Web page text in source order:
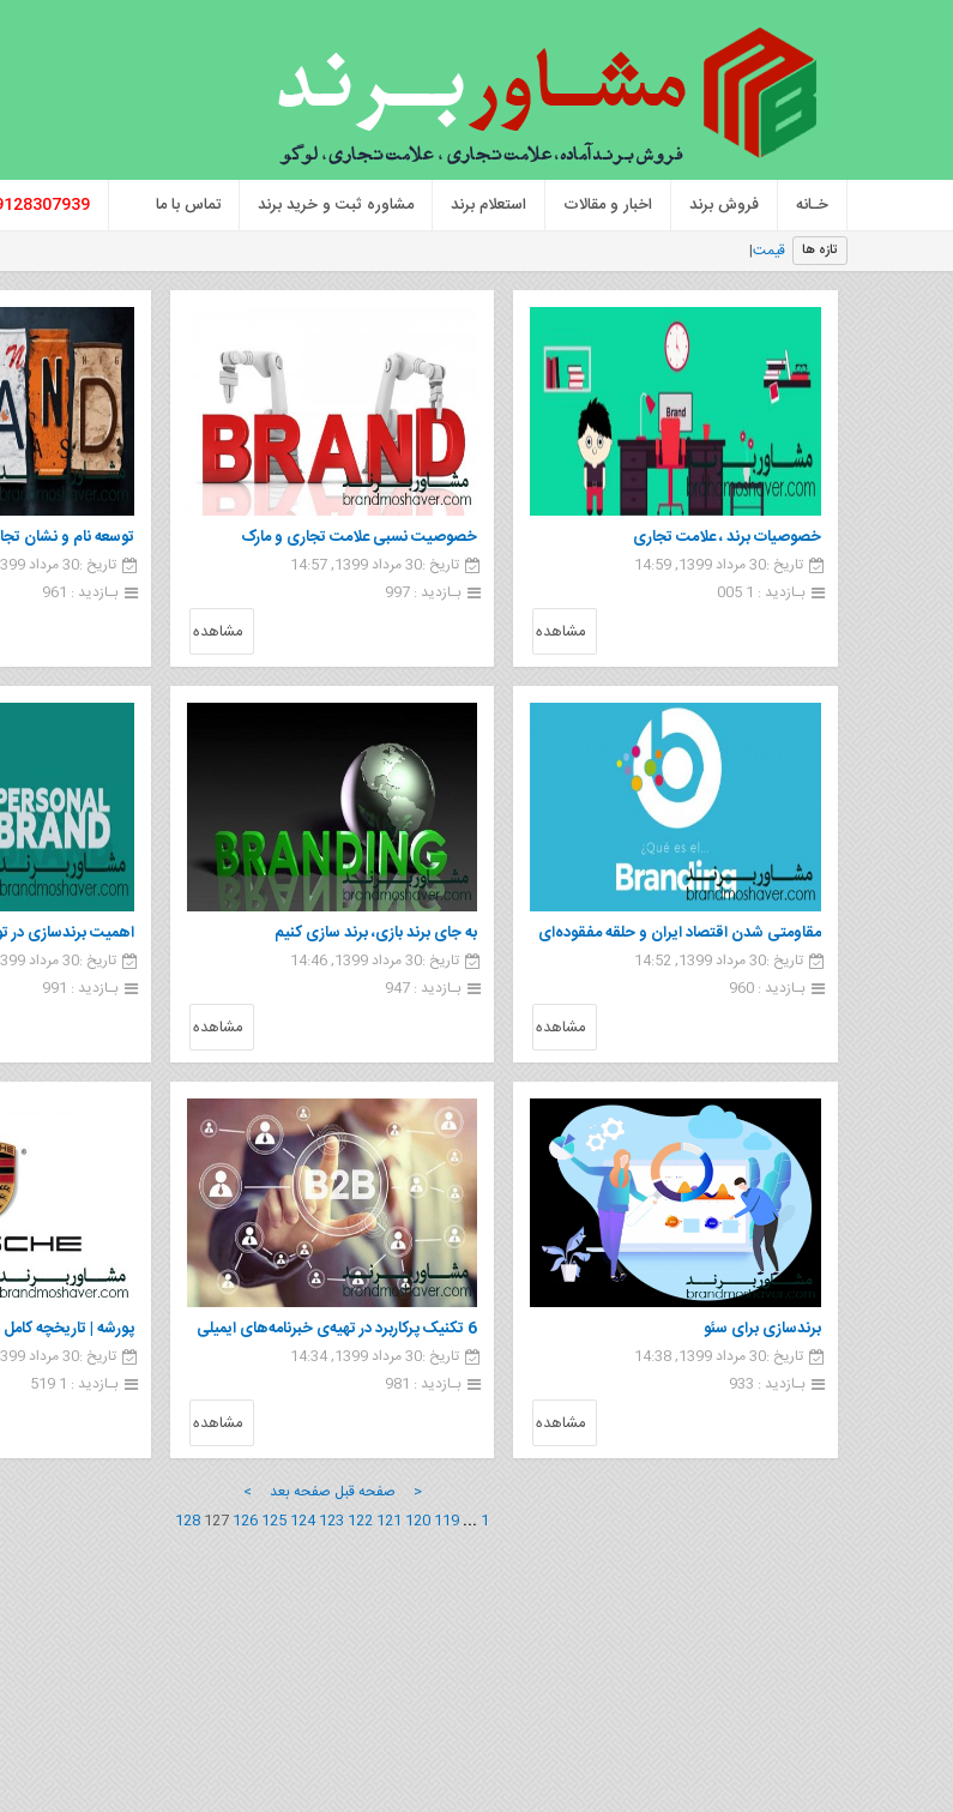
خـانه فروش برند اخبار و مقالات استعلام برند مشاوره ثبت و خرید برند تماس با ما
تازه ها قیمت برند؛ عوامل مؤ
خصوصیات برند ، علامت تجاری
تاریخ :30 مرداد 1399, 14:59
بـازدید : 1 005
مشاهده
خصوصیت نسبی علامت تجاری و مارک
تاریخ :30 مرداد 1399, 14:57
بـازدید : 997
مشاهده
توسعه نام و نشان
تاریخ :30 مرداد 1399, 14:55
بـازدید : 961
مقاومتی شدن اقتصاد ایران و حلقه مفقوده‌ای
به‌نام "برندینگ"
تاریخ :30 مرداد 1399, 14:52
بـازدید : 960
مشاهده
به جای برند بازی، برند سازی کنیم
تاریخ :30 مرداد 1399, 14:46
بـازدید : 947
مشاهده
اهمیت برندسازی در
تاریخ :30 مرداد 1399, 14:41
بـازدید : 991
برندسازی برای سئو
تاریخ :30 مرداد 1399, 14:38
بـازدید : 933
مشاهده
6 تکنیک پرکاربرد در تهیه‌ی خبرنامه‌های ایمیلی
B2Bتاریخ :30 مرداد 1399, 14:34
بـازدید : 981
مشاهده
پورشه | تاریخچه
محصولات
تاریخ :30 مرداد 1399, 14:31
بـازدید : 1 519
< صفحه قبل صفحه بعد >
1
...
119
120
121
122
123
124
125
126
127
128